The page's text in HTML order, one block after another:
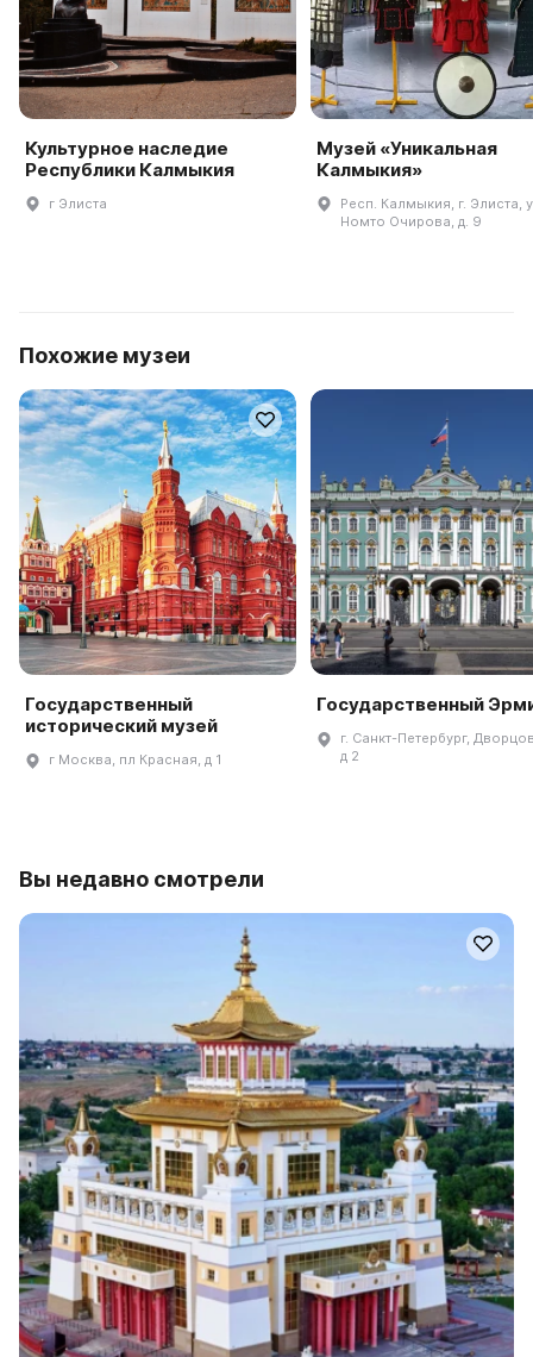
Культурное наследие
Республики Калмыкия
г Элиста
Музей «Уникальная
Калмыкия»
Респ. Калмыкия, г. Элиста,
Номто Очирова, д. 9
Похожие музеи
Государственный
исторический музей
г Москва, пл Красная, д 1
Государственный
г. Санкт-Петербург,
д 2
Вы недавно смотрели